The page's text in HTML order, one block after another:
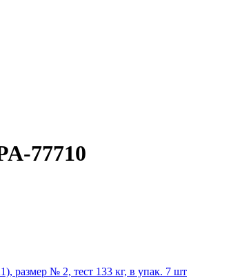
77710
размер № 2, тест 133 кг, в упак. 7 шт